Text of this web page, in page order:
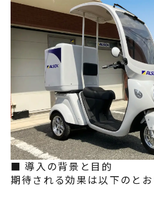
※
ニュース
よくある質問
■ 導入の背景と目的
期待される効果は以下のとお